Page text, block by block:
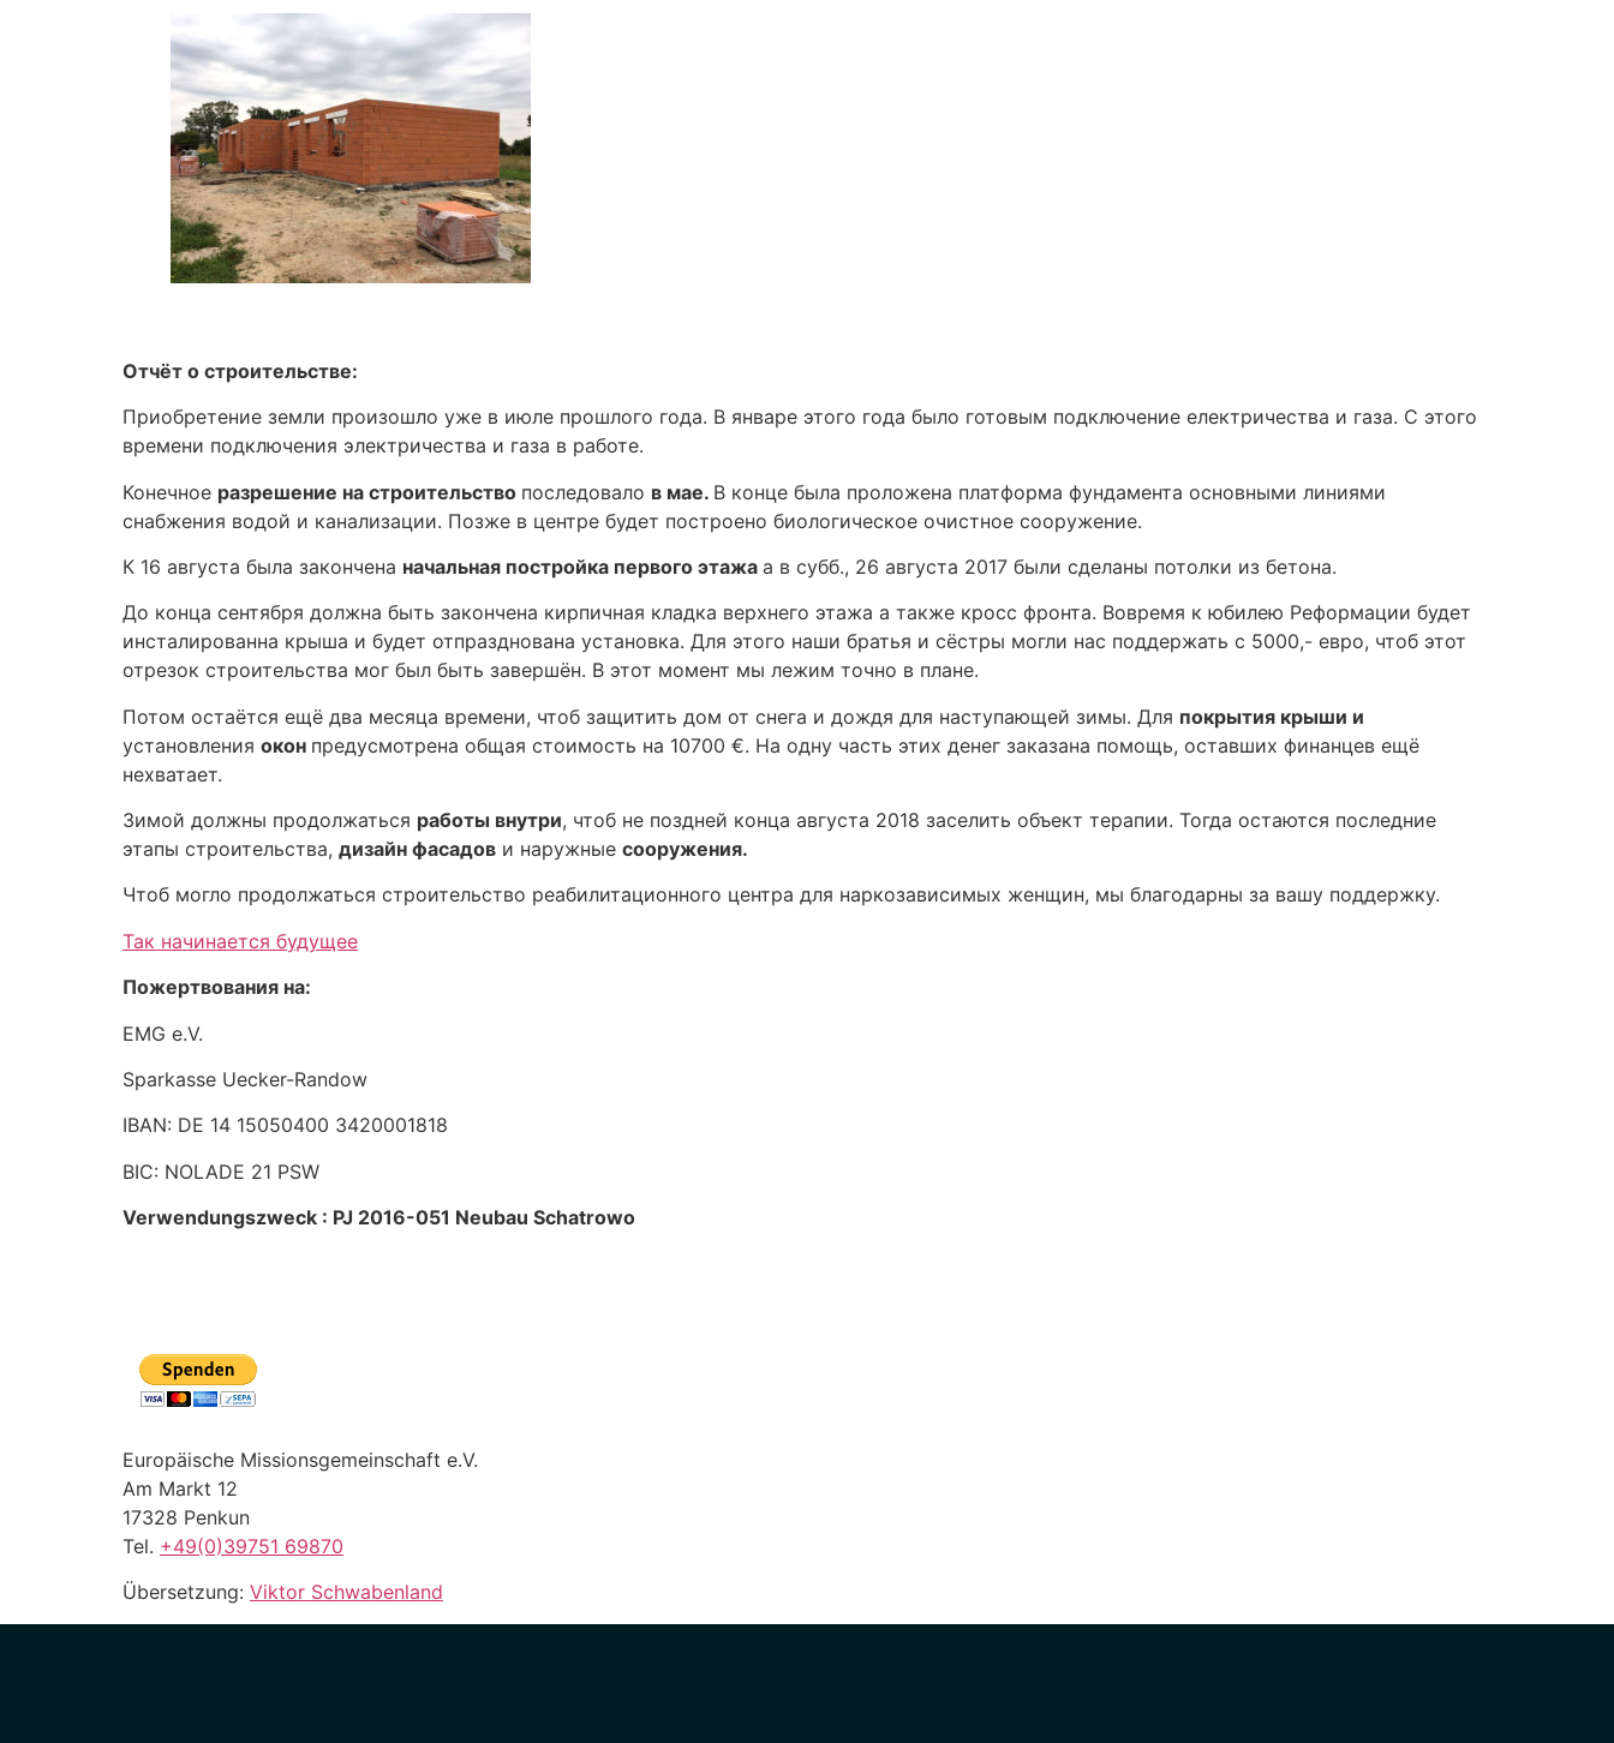
Отчёт о строительстве:
Приобретение земли произошло уже в июле прошлого года. В январе этого года было готовым подключение електричества и газа. С этого
времени подключения электричества и газа в работе.
Конечное разрешение на строительство последовало в мае. В конце была проложена платформа фундамента основными линиями
снабжения водой и канализации. Позже в центре будет построено биологическое очистное сооружение.
К 16 августа была закончена начальная постройка первого этажа а в субб., 26 августа 2017 были сделаны потолки из бетона.
До конца сентября должна быть закончена кирпичная кладка верхнего этажа а также кросс фронта. Вовремя к юбилею Реформации будет
инсталированна крыша и будет отпразднована установка. Для этого наши братья и сёстры могли нас поддержать с 5000,- евро, чтоб этот
отрезок строительства мог был быть завершён. В этот момент мы лежим точно в плане.
Потом остаётся ещё два месяца времени, чтоб защитить дом от снега и дождя для наступающей зимы. Для покрытия крыши и
установления окон предусмотрена общая стоимость на 10700 €. На одну часть этих денег заказана помощь, оставших финанцев ещё
нехватает.
Зимой должны продолжаться работы внутри, чтоб не поздней конца августа 2018 заселить объект терапии. Тогда остаются последние
этапы строительства, дизайн фасадов и наружные сооружения.
Чтоб могло продолжаться строительство реабилитационного центра для наркозависимых женщин, мы благодарны за вашу поддержку.
Так начинается будущее
Пожертвования на:
EMG e.V.
Sparkasse Uecker-Randow
IBAN: DE 14 15050400 3420001818
BIC: NOLADE 21 PSW
Verwendungszweck : PJ 2016-051 Neubau Schatrowo
Europäische Missionsgemeinschaft e.V.
Am Markt 12
17328 Penkun
Tel. +49(0)39751 69870
Übersetzung: Viktor Schwabenland